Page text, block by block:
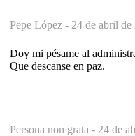
Pepe López - 24 de abril
Doy mi pésame al
Que descanse en paz.
Persona non grata - 24 de